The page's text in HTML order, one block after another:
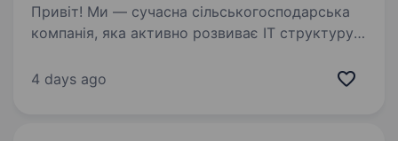
Привіт! Ми — сучасна сільськогосподарська
компанія, яка активно розвиває IT структуру
Ми цінуємо професіоналізм, підтримуємо
4 days ago